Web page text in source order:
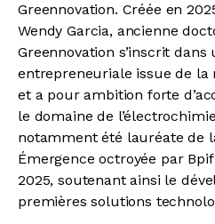
Greennovation. Créée en
Wendy Garcia, ancienne
Greennovation s’inscrit
entrepreneuriale issue de la
et a pour ambition forte
le domaine de
notamment été lauréate de
Émergence octroyée par
2025, soutenant ainsi le
premières solutions